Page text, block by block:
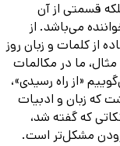
قسمتی از آن
می‌باشد. از
از کلمات و زبان روز
ما در مکالمات
«از راه رسیدی»،
که زبان و ادبیات
که گفته شد،
مشکل‌تر است.